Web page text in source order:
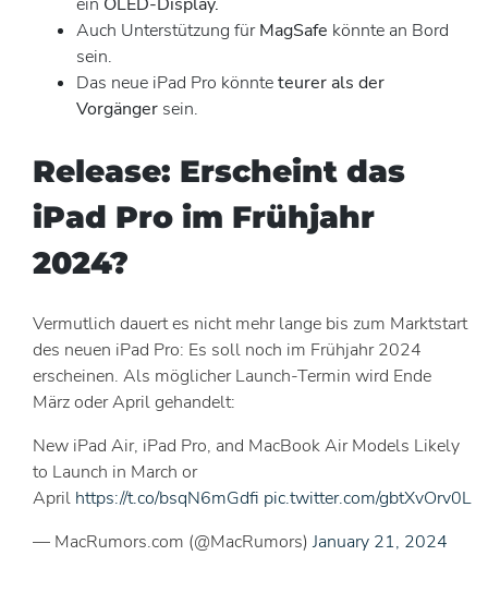
Auch Unterstützung fürMagSafe könnte an Bord
sein.
Das neue iPad Pro könnteteurer als der
Vorgänger sein.
Release: Erscheint das
iPad Pro im Frühjahr
2024?
Vermutlich dauert es nicht mehr lange bis zum Marktstart
des neuen iPad Pro: Es soll noch im Frühjahr 2024
erscheinen. Als möglicher Launch-Termin wird Ende
März oder April gehandelt:
New iPad Air, iPad Pro, and MacBook Air Models Likely
to Launch in March or
April https://t.co/bsqN6mGdfi pic.twitter.com/gbtXvOrv0L
— MacRumors.com (@MacRumors)January 21, 2024